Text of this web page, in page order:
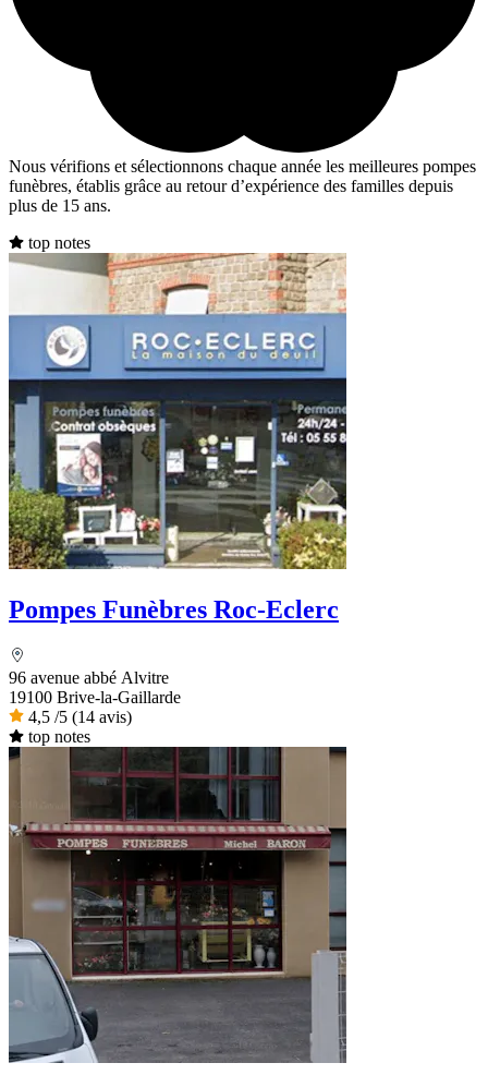
Nous vérifions et sélectionnons chaque année les meilleures pompes
funèbres, établis grâce au retour d’expérience des familles depuis
plus de 15 ans.
top notes
Pompes Funèbres Roc-Eclerc
96 avenue abbé Alvitre
19100 Brive-la-Gaillarde
4,5 /5 (14 avis)
top notes